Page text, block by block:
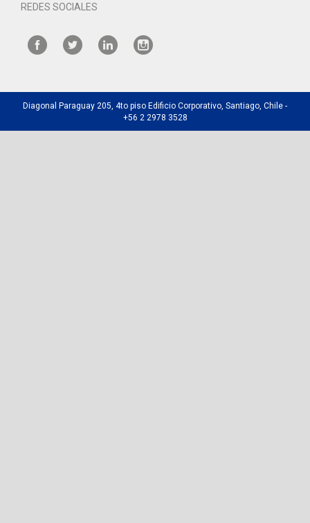
REDES SOCIALES
Diagonal Paraguay 205, 4to piso Edificio Corporativo, Santiago, Chile -
+56 2 2978 3528